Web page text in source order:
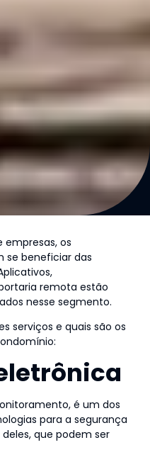
empresas, os
beneficiar das
remota estão
nesse segmento.
serviços e quais são os
é um dos
para a segurança
que podem ser